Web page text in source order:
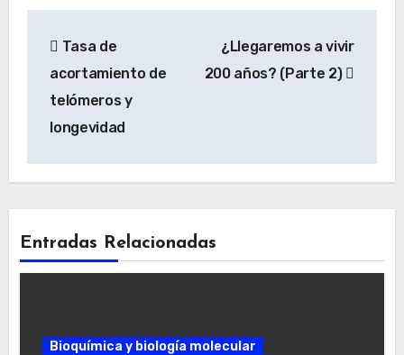
de
entradas
Tasa de
acortamiento de
telómeros y
longevidad
¿Llegaremos a vivir
200 años? (Parte 2)
Entradas Relacionadas
Bioquímica y biología molecular